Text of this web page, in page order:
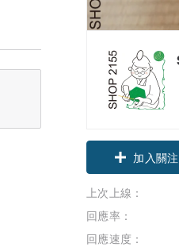
領優惠券
上次上線：
回應率：
回應速度：